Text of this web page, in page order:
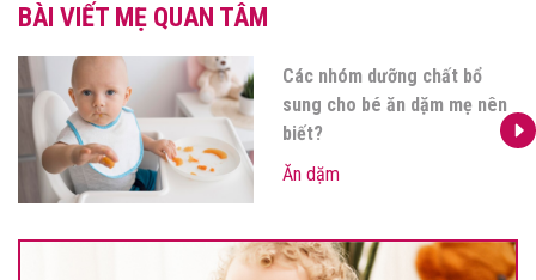
BÀI VIẾT MẸ QUAN TÂM
Đồ ăn dặm cho bé: Mẹ
sắm gì khi bé bước vào